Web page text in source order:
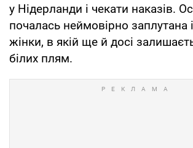
у Нідерланди і чекати наказів.
почалась неймовірно заплутана
жінки, в якій ще й досі
білих плям.